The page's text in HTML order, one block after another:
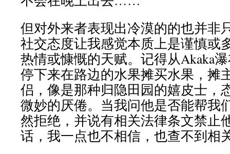
但对外来者表现出冷漠的的也并非
社交态度让我感觉本质上是谨慎或
热情或慷慨的天赋。记得从Akaka
停下来在路边的水果摊买水果，摊
侣，像是那种归隐田园的嬉皮士，
微妙的厌倦。当我问他是否能帮我
然拒绝，并说有相关法律条文禁
话，我一点也不相信，也查不到